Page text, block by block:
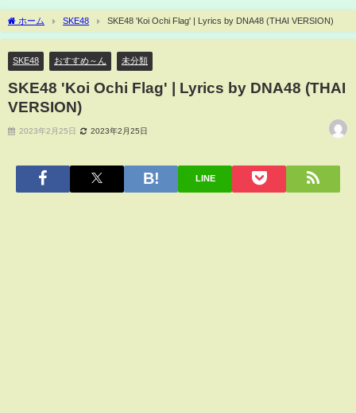
ホーム SKE48 SKE48 'Koi Ochi Flag' | Lyrics by DNA48 (THAI VERSION)
SKE48 おすすめ～ん 未分類
SKE48 'Koi Ochi Flag' | Lyrics by DNA48 (THAI
VERSION)
2023年2月25日 2023年2月25日
LINE